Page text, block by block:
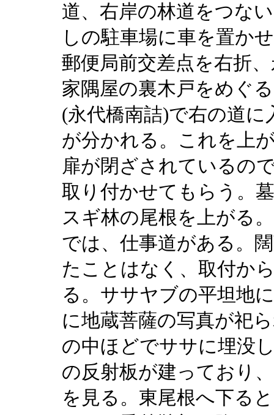
道、右岸の林道をつな
しの駐車場に車を置か
郵便局前交差点を右折
家隅屋の裏木戸をめぐ
(永代橋南詰)で右の道
が分かれる。これを上
扉が閉ざされているの
取り付かせてもらう。
スギ林の尾根を上がる
では、仕事道がある。
たことはなく、取付か
る。ササヤブの平坦地
に地蔵菩薩の写真が祀
の中ほどでササに埋没
の反射板が建っており
を見る。東尾根へ下る